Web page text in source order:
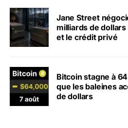
Jane Street
milliards de
et le crédit privé
Bitcoin stagne à
que les baleines
de dollars